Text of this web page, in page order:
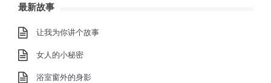
最新故事
让我为你讲个故事
女人的小秘密
浴室窗外的身影